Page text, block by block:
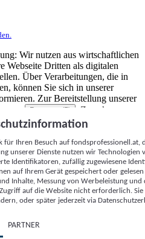
Wir nutzen aus wirtschaftlichen
Webseite Dritten als digitalen
Über Verarbeitungen, die in
können Sie sich in unserer
Zur Bereitstellung unserer
von
Partnern (5)
. Zwecke:
Messung von Werbeleistung
sowie Zielgruppenforschung.
Online-Kennungen (z. B. login-
Kennungen,
zusammen mit anderen
und Browserinformationen,
Technologien usw.) auf
von dort ausgelesen werden, um es
es eine App oder einer Webseite
mehrere der hier aufgeführten
für Ihren Besuch auf
unserer Dienste nutzen wir Technologien
Identifikatoren, zufällig zugewiesene
auf Ihrem Gerät gespeichert oder
Inhalte, Messung von Werbeleistung
auf die Website nicht erforderlich.
oder später jederzeit via
PARTNER